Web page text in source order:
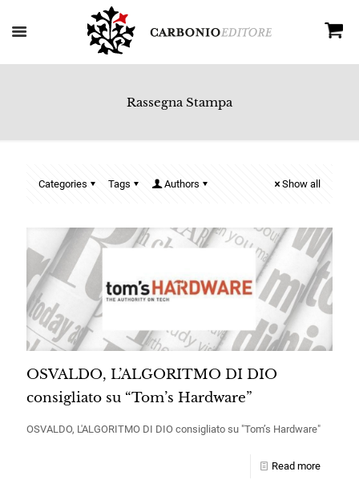
Rassegna Stampa
Categories Tags Authors Show all
OSVALDO, L’ALGORITMO DI DIO
consigliato su “Tom’s Hardware”
OSVALDO, L'ALGORITMO DI DIO consigliato su "Tom’s Hardware"
Read more